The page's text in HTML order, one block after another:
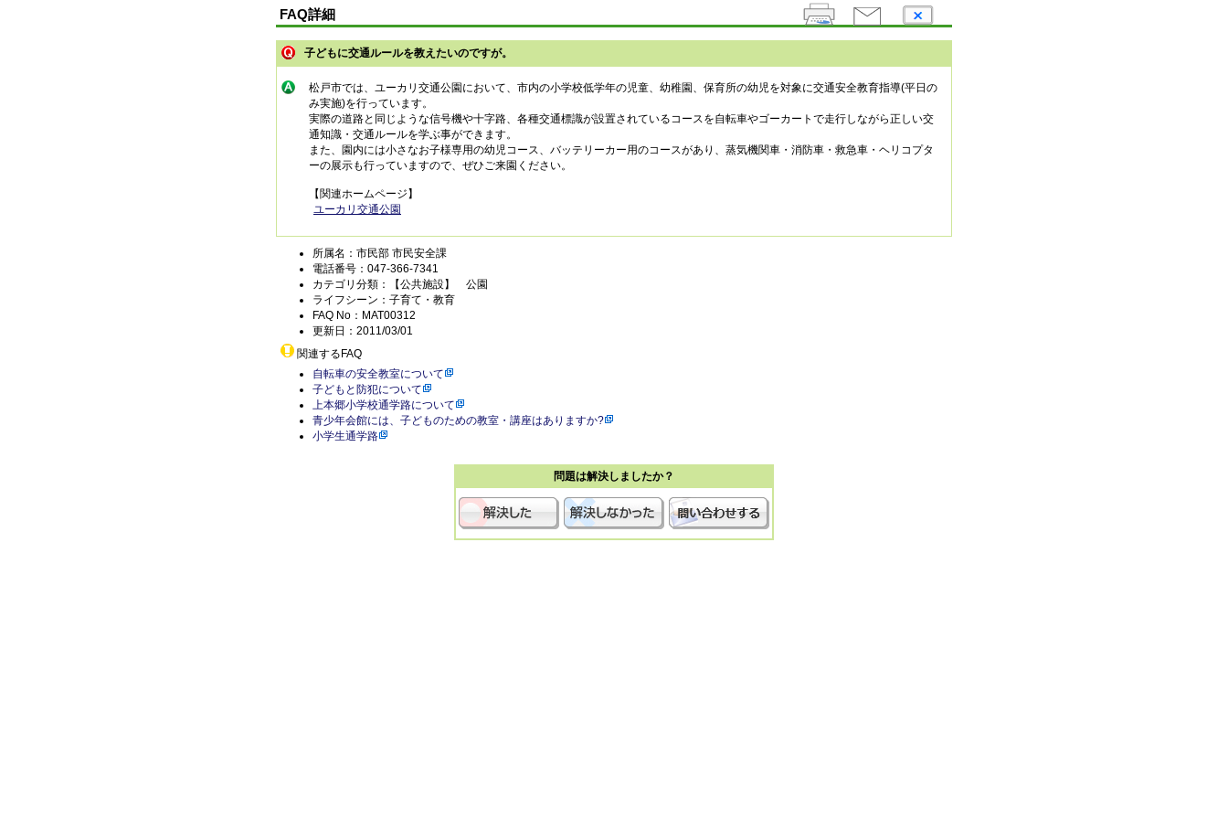
FAQ詳細
子どもに交通ルールを教えたいのですが。
松戸市では、ユーカリ交通公園において、市内の小学校低学年の児童、幼稚園、保育所の幼児を対象に交通安全教育指導(平日の
み実施)を行っています。
実際の道路と同じような信号機や十字路、各種交通標識が設置されているコースを自転車やゴーカートで走行しながら正しい交
通知識・交通ルールを学ぶ事ができます。
また、園内には小さなお子様専用の幼児コース、バッテリーカー用のコースがあり、蒸気機関車・消防車・救急車・ヘリコプタ
ーの展示も行っていますので、ぜひご来園ください。
【関連ホームページ】
ユーカリ交通公園
所属名：市民部 市民安全課
電話番号：047-366-7341
カテゴリ分類：【公共施設】 公園
ライフシーン：子育て・教育
FAQ No：MAT00312
更新日：2011/03/01
関連するFAQ
自転車の安全教室について
子どもと防犯について
上本郷小学校通学路について
青少年会館には、子どものための教室・講座はありますか?
小学生通学路
問題は解決しましたか？